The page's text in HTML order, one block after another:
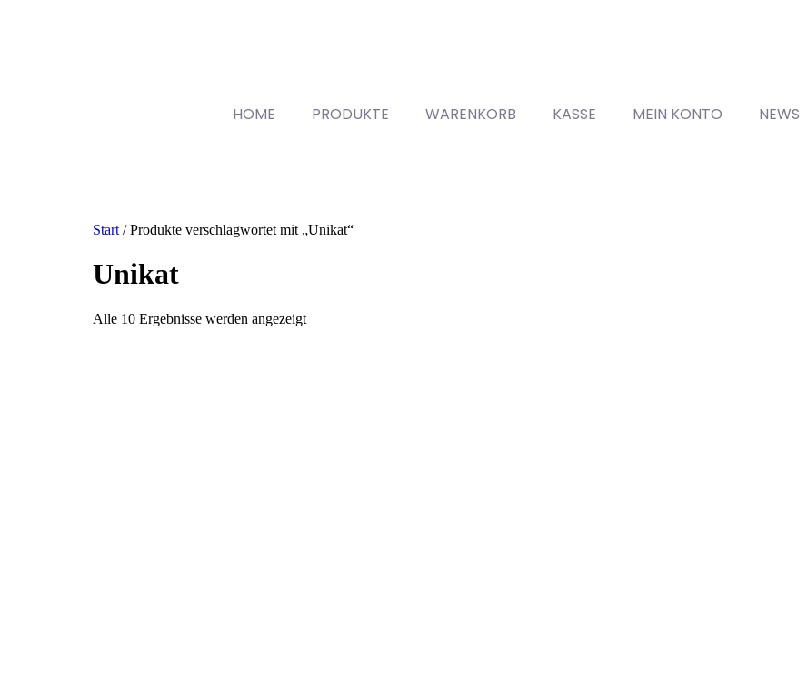
HOME PRODUKTE WARENKORB KASSE MEIN KONTO NEWS
Start / Produkte verschlagwortet mit „Unikat“
Unikat
Alle 10 Ergebnisse werden angezeigt